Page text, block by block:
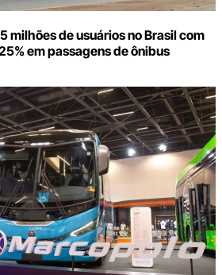
milhões de usuários no Brasil com
em passagens de ônibus